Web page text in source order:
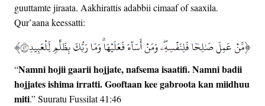
guuttamte jiraata. Aakhirattis adabbii cimaaf of saaxila.
Qur’aana keessatti:
“Namni hojii gaarii hojjate, nafsema isaatifi. Namni badii
hojjates ishima irratti. Gooftaan kee gabroota kan miidhuu
miti.” Suuratu Fussilat 41:46